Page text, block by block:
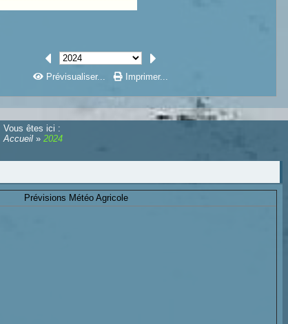
Prévisualiser... Imprimer...
Vous êtes ici :
Accueil»2024
Prévisions Météo Agricole